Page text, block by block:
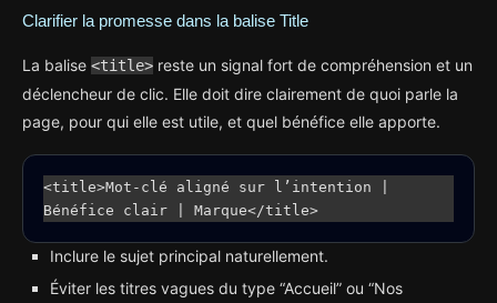
Clarifier la promesse dans la balise Title
La balise <title> reste un signal fort de compréhension et un
déclencheur de clic. Elle doit dire clairement de quoi parle la
page, pour qui elle est utile, et quel bénéfice elle apporte.
<title>Mot-clé aligné sur l’intention |
Bénéfice clair | Marque</title>
Inclure le sujet principal naturellement.
Éviter les titres vagues du type “Accueil” ou “Nos